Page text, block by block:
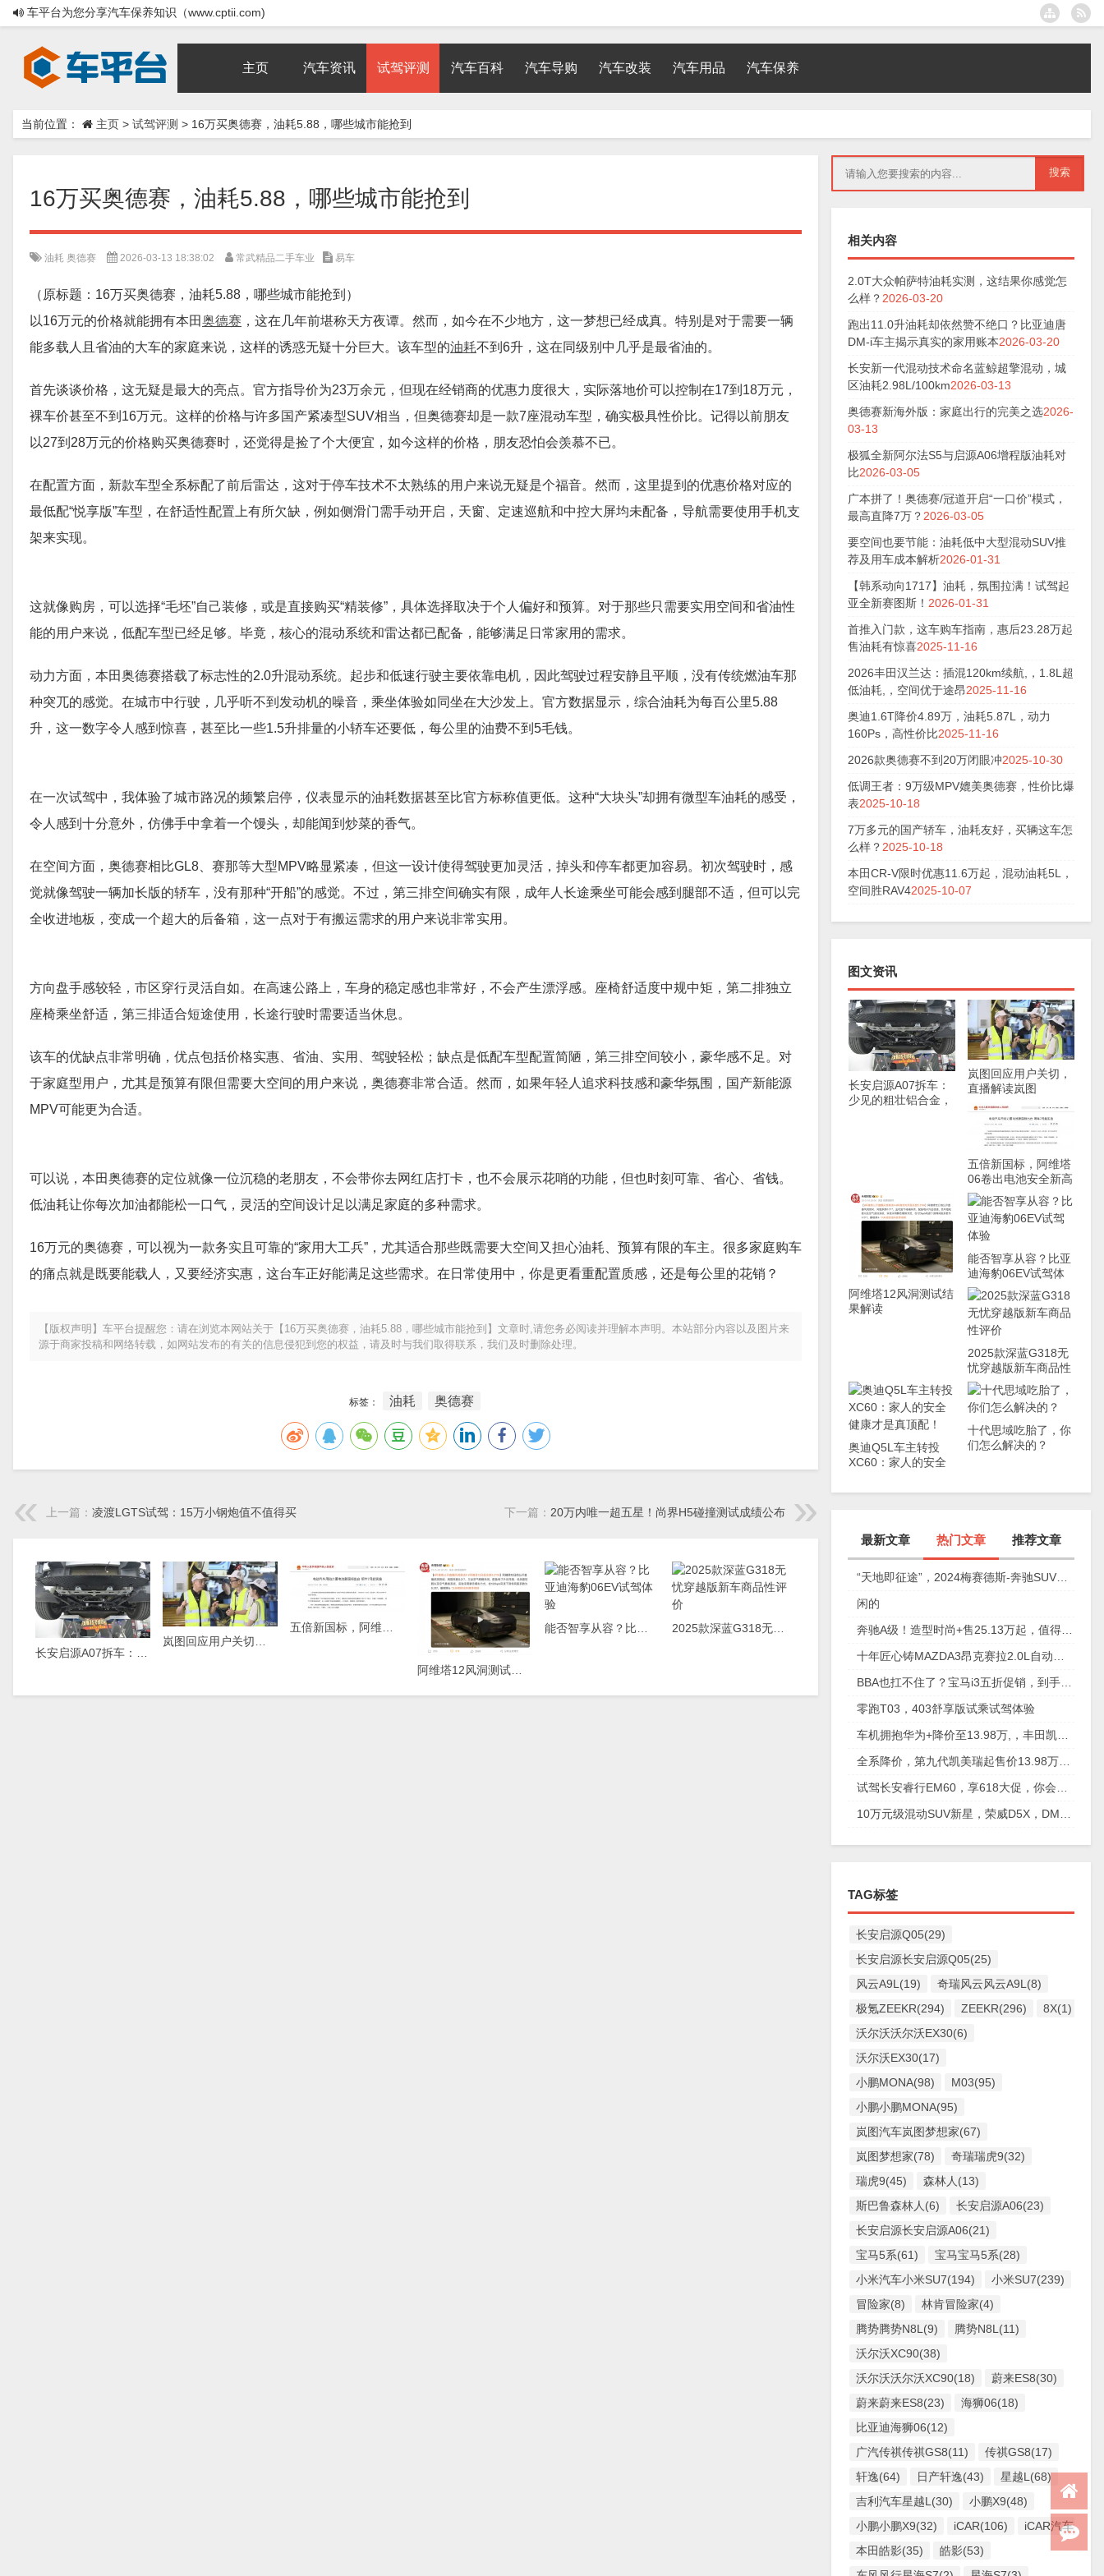
车平台为您分享汽车保养知识（www.cptii.com)
主页 汽车资讯 试驾评测 汽车百科 汽车导购 汽车改装 汽车用品 汽车保养
当前位置： 主页 > 试驾评测 > 16万买奥德赛，油耗5.88，哪些城市能抢到
16万买奥德赛，油耗5.88，哪些城市能抢到
油耗 奥德赛 2026-03-13 18:38:02 常武精品二手车业 易车
（原标题：16万买奥德赛，油耗5.88，哪些城市能抢到）
以16万元的价格就能拥有本田奥德赛 ，这在几年前堪称天方夜谭。然而，如今在不少地方，这一梦想已经成真。特别是对于需要一辆
能多载人且省油的大车的家庭来说，这样的诱惑无疑十分巨大。该车型的油耗不到6升，这在同级别中几乎是最省油的。
首先谈谈价格，这无疑是最大的亮点。官方指导价为23万余元，但现在经销商的优惠力度很大，实际落地价可以控制在17到18万元，
裸车价甚至不到16万元。这样的价格与许多国产紧凑型SUV相当，但奥德赛却是一款7座混动车型，确实极具性价比。记得以前朋友
以27到28万元的价格购买奥德赛时，还觉得是捡了个大便宜，如今这样的价格，朋友恐怕会羡慕不已。
在配置方面，新款车型全系标配了前后雷达，这对于停车技术不太熟练的用户来说无疑是个福音。然而，这里提到的优惠价格对应的
最低配“悦享版”车型，在舒适性配置上有所欠缺，例如侧滑门需手动开启，天窗、定速巡航和中控大屏均未配备，导航需要使用手机支
架来实现。
这就像购房，可以选择“毛坯”自己装修，或是直接购买“精装修”，具体选择取决于个人偏好和预算。对于那些只需要实用空间和省油性
能的用户来说，低配车型已经足够。毕竟，核心的混动系统和雷达都已配备，能够满足日常家用的需求。
动力方面，本田奥德赛搭载了标志性的2.0升混动系统。起步和低速行驶主要依靠电机，因此驾驶过程安静且平顺，没有传统燃油车那
种突兀的感觉。在城市中行驶，几乎听不到发动机的噪音，乘坐体验如同坐在大沙发上。官方数据显示，综合油耗为每百公里5.88
升，这一数字令人感到惊喜，甚至比一些1.5升排量的小轿车还要低，每公里的油费不到5毛钱。
在一次试驾中，我体验了城市路况的频繁启停，仪表显示的油耗数据甚至比官方标称值更低。这种“大块头”却拥有微型车油耗的感受，
令人感到十分意外，仿佛手中拿着一个馒头，却能闻到炒菜的香气。
在空间方面，奥德赛相比GL8、赛那等大型MPV略显紧凑，但这一设计使得驾驶更加灵活，掉头和停车都更加容易。初次驾驶时，感
觉就像驾驶一辆加长版的轿车，没有那种“开船”的感觉。不过，第三排空间确实有限，成年人长途乘坐可能会感到腿部不适，但可以完
全收进地板，变成一个超大的后备箱，这一点对于有搬运需求的用户来说非常实用。
方向盘手感较轻，市区穿行灵活自如。在高速公路上，车身的稳定感也非常好，不会产生漂浮感。座椅舒适度中规中矩，第二排独立
座椅乘坐舒适，第三排适合短途使用，长途行驶时需要适当休息。
该车的优缺点非常明确，优点包括价格实惠、省油、实用、驾驶轻松；缺点是低配车型配置简陋，第三排空间较小，豪华感不足。对
于家庭型用户，尤其是预算有限但需要大空间的用户来说，奥德赛非常合适。然而，如果年轻人追求科技感和豪华氛围，国产新能源
MPV可能更为合适。
可以说，本田奥德赛的定位就像一位沉稳的老朋友，不会带你去网红店打卡，也不会展示花哨的功能，但也时刻可靠、省心、省钱。
低油耗让你每次加油都能松一口气，灵活的空间设计足以满足家庭的多种需求。
16万元的奥德赛，可以视为一款务实且可靠的“家用大工兵”，尤其适合那些既需要大空间又担心油耗、预算有限的车主。很多家庭购车
的痛点就是既要能载人，又要经济实惠，这台车正好能满足这些需求。在日常使用中，你是更看重配置质感，还是每公里的花销？
【版权声明】车平台提醒您：请在浏览本网站关于【16万买奥德赛，油耗5.88，哪些城市能抢到】文章时,请您务必阅读并理解本声明。本站部分内容以及图片来
源于商家投稿和网络转载，如网站发布的有关的信息侵犯到您的权益，请及时与我们取得联系，我们及时删除处理。
标签： 油耗 奥德赛
上一篇： 凌渡LGTS试驾：15万小钢炮值不值得买 下一篇： 20万内唯一超五星！尚界H5碰撞测试成绩公布
长安启源A07拆车：少见的粗壮铝合金，学美国车家里有矿！
相关内容
2.0T大众帕萨特油耗实测，这结果你感觉怎
么样？ 2026-03-20
跑出11.0升油耗却依然赞不绝口？比亚迪唐
DM-i车主揭示真实的家用账本2026-03-20
长安新一代混动技术命名蓝鲸超擎混动，城
区油耗2.98L/100km2026-03-13
奥德赛新海外版：家庭出行的完美之选2026-
03-13
极狐全新阿尔法S5与启源A06增程版油耗对
比2026-03-05
广本拼了！奥德赛/冠道开启“一口价”模式，
最高直降7万？ 2026-03-05
要空间也要节能：油耗低中大型混动SUV推
荐及用车成本解析2026-01-31
【韩系动向1717】油耗，氛围拉满！试驾起
亚全新赛图斯！ 2026-01-31
首推入门款，这车购车指南，惠后23.28万起
售油耗有惊喜2025-11-16
2026丰田汉兰达：插混120km续航,，1.8L超
低油耗,，空间优于途昂2025-11-16
奥迪1.6T降价4.89万，油耗5.87L，动力
160Ps，高性价比2025-11-16
2026款奥德赛不到20万闭眼冲2025-10-30
低调王者：9万级MPV媲美奥德赛，性价比爆
表2025-10-18
7万多元的国产轿车，油耗友好，买辆这车怎
么样？ 2025-10-18
本田CR-V限时优惠11.6万起，混动油耗5L，
空间胜RAV42025-10-07
图文资讯
长安启源A07拆车：
少见的粗壮铝合金，
岚图回应用户关切，
直播解读岚图
FREE+生产细节
五倍新国标，阿维塔
06卷出电池安全新高
度
阿维塔12风洞测试结
果解读
能否智享从容？比亚
迪海豹06EV试驾体
验
2025款深蓝G318无
忧穿越版新车商品性
评价
奥迪Q5L车主转投
XC60：家人的安全
十代思域吃胎了，你
们怎么解决的？
最新文章 热门文章 推荐文章
闲的
零跑T03，403舒享版试乘试驾体验
TAG标签
长安启源Q05(29)
长安启源长安启源Q05(25)
风云A9L(19)
奇瑞风云风云A9L(8)
极氪ZEEKR(294)
ZEEKR(296)
8X(1)
沃尔沃沃尔沃EX30(6)
沃尔沃EX30(17)
小鹏MONA(98)
M03(95)
小鹏小鹏MONA(95)
岚图汽车岚图梦想家(67)
岚图梦想家(78)
奇瑞瑞虎9(32)
瑞虎9(45)
森林人(13)
斯巴鲁森林人(6)
长安启源A06(23)
长安启源长安启源A06(21)
宝马5系(61)
宝马宝马5系(28)
小米汽车小米SU7(194)
小米SU7(239)
冒险家(8)
林肯冒险家(4)
腾势腾势N8L(9)
腾势N8L(11)
沃尔沃XC90(38)
沃尔沃沃尔沃XC90(18)
蔚来ES8(30)
蔚来蔚来ES8(23)
海狮06(18)
比亚迪海狮06(12)
广汽传祺传祺GS8(11)
传祺GS8(17)
轩逸(64)
日产轩逸(43)
星越L(68)
吉利汽车星越L(30)
小鹏X9(48)
小鹏小鹏X9(32)
iCAR(106)
iCAR汽车
本田皓影(35)
皓影(53)